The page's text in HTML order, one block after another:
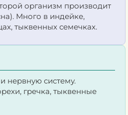
организм производит
Много в индейке,
тыквенных семечках.
нервную систему.
гречка, тыквенные